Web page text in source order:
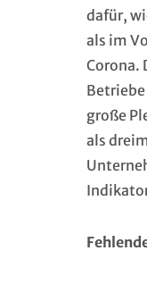
dafür,
als im
Corona.
große
als